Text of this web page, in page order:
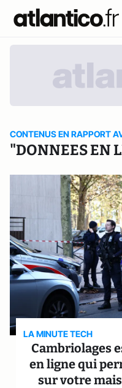
CONTENUS EN RAPPORT
"DONNEES EN
LA MINUTE TECH
Cambriolages
en ligne qui
sur votre